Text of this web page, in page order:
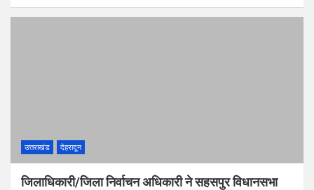
उत्तराखंड देहरादून
जिलाधिकारी/जिला निर्वाचन अधिकारी ने सहसपुर विधानसभा